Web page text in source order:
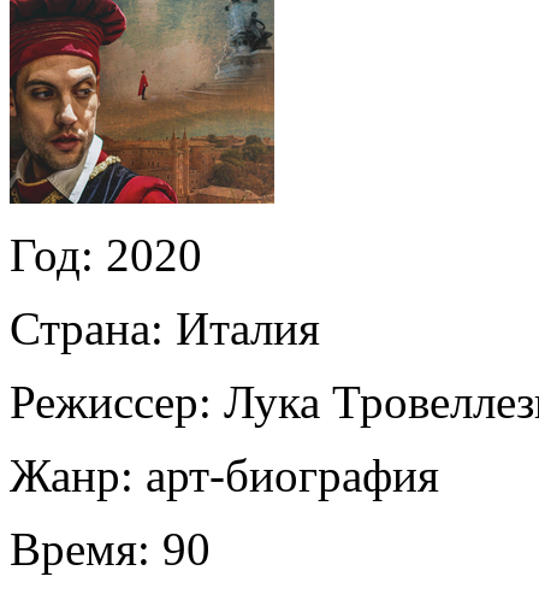
Год: 2020
Страна: Италия
Режиссер: Лука
Жанр: арт-биография
Время: 90